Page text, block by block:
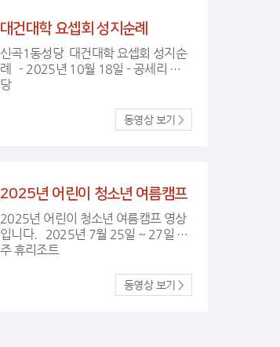
대건대학 요셉회 성지순례
신곡1동성당 대건대학 요셉회 성지순
례 - 2025년 10월 18일 - 공세리 성
당
2025년 어린이 청소년 여름캠프
2025년 어린이 청소년 여름캠프 영상
입니다. 2025년 7월 25일 ~ 27일 양